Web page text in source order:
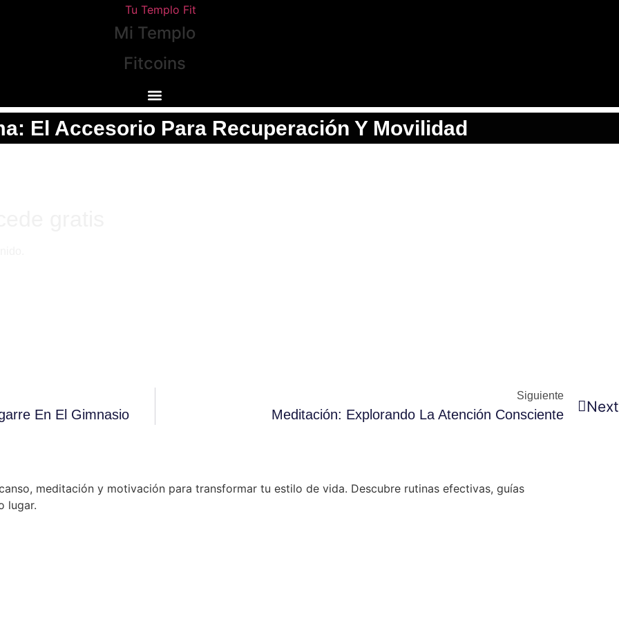
Mi Templo
Fitcoins
El Accesorio Para Recuperación Y Movilidad
En El Gimnasio
Siguiente
Meditación: Explorando La Atención Consciente Next
meditación y motivación para transformar tu estilo de vida. Descubre rutinas efectivas, guías
lugar.